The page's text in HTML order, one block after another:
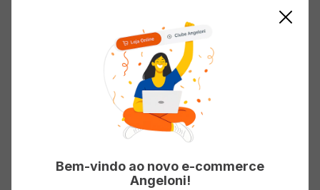
Chardonnay
Brasil
Seco
Branco
Bem-vindo ao novo e-commerce
Angeloni!